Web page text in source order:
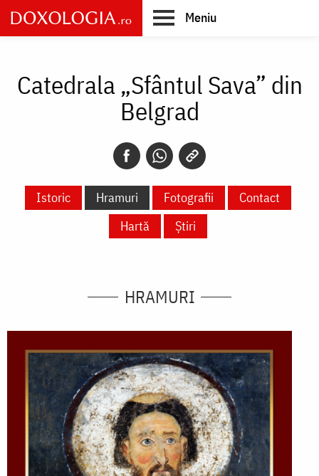
Skip
to
main
Meniu
Catedrala „Sfântul Sava” din
Belgrad
Istoric Hramuri Fotografii
Contact
Hartă
Știri
HRAMURI